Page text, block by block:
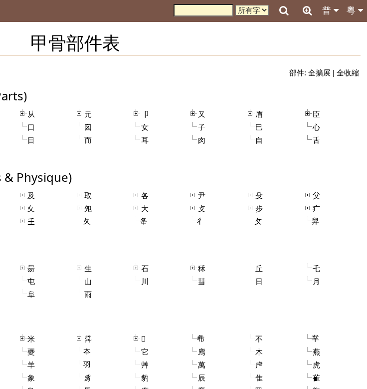
粵
普
甲骨部件表
部件: 全擴展 | 全收縮
从 元 卩 又 眉
臣
口 囟 女 子 巳
心
目 而 耳 肉 自
舌
& Physique)
及 取 各 尹 殳
父
夊 夗 大 攴 步
疒
𡈼 夂 夅 彳 攵 舁
昜 生 石 秝 丘
乇
屯 山 川 彗 日
月
阜 雨
米 茻 𢆶 㣇 不
丵
夒 夲 它 廌 木
燕
羊 羽 艸 萬 虍
虎
象 豸 豹 辰 隹
雈